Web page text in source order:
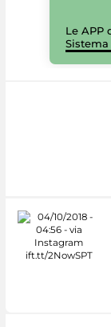
Le APP
Sistema